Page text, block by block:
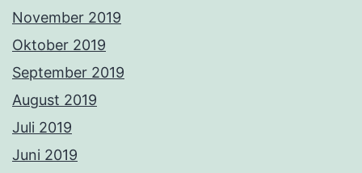
November 2019
Oktober 2019
September 2019
August 2019
Juli 2019
Juni 2019